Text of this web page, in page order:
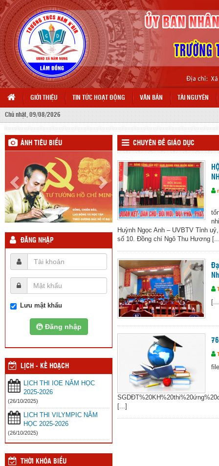
GIỚI THIỆU TIN TỨC HOẠT ĐỘNG VĂN BẢN TÀI NGUYÊN
Chủ nhật, 09/08/2026
ẢNH TIÊU BIỂU
ĐĂNG NHẬP
Lưu mật khẩu
Đăng nhập
LỊCH - KẾ HOẠCH
LỊCH THI IOE NĂM HỌC
2025-2026
(26/10/2025)
LỊCH THI VILYMPIC NĂM
HỌC 2025-2026
(26/10/2025)
THỜI KHÓA BIỂU
CHUYÊN ĐỀ GIÁO DỤC
Huỳnh Ngọc Anh – UVBTV Tỉnh
số 10. Đồng chí Ngô Thu Hương
[...]